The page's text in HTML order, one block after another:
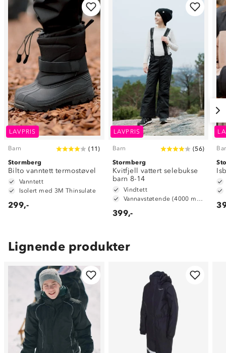
LAVPRIS
Barn ( 11 )
Stormberg
Bilto vanntett termostøvel
Vanntett
Isolert med 3M Thinsulate
299,-
LAVPRIS
Barn (56)
Stormberg
Kvitfjell vattert selebukse
barn 8-14
Vindtett
399,-
Lignende produkter